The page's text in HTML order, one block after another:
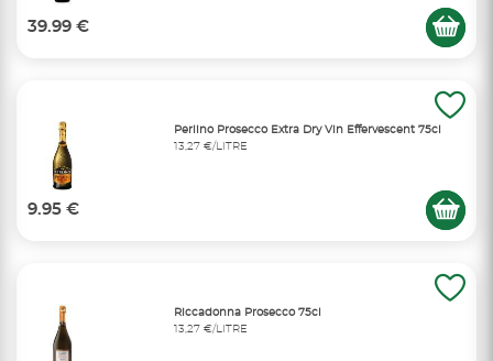
39.99 €
Perlino Prosecco Extra Dry Vin Effervescent 75cl
13,27 €/LITRE
9.95 €
Riccadonna Prosecco 75cl
13,27 €/LITRE